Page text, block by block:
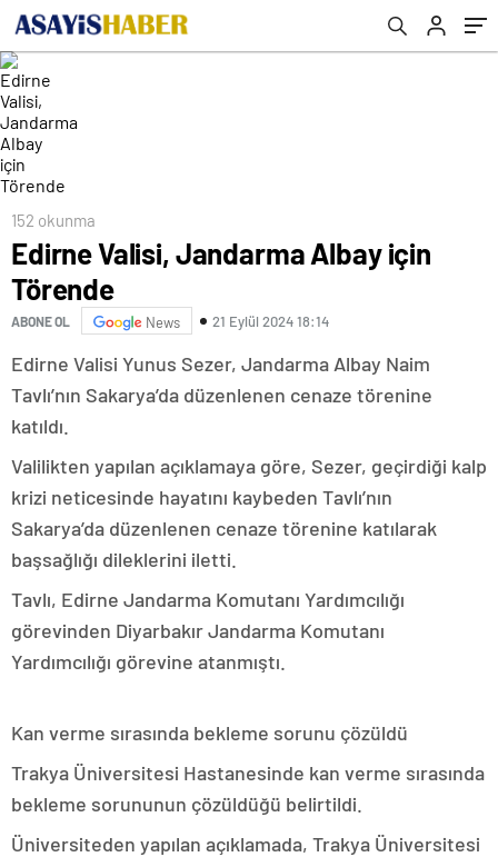
152 okunma
Edirne Valisi, Jandarma Albay için
Törende
ABONE OL News 21 Eylül 2024 18:14
Edirne Valisi Yunus Sezer, Jandarma Albay Naim
Tavlı’nın Sakarya’da düzenlenen cenaze törenine
katıldı.
Valilikten yapılan açıklamaya göre, Sezer, geçirdiği kalp
krizi neticesinde hayatını kaybeden Tavlı’nın
Sakarya’da düzenlenen cenaze törenine katılarak
başsağlığı dileklerini iletti.
Tavlı, Edirne Jandarma Komutanı Yardımcılığı
görevinden Diyarbakır Jandarma Komutanı
Yardımcılığı görevine atanmıştı.
Kan verme sırasında bekleme sorunu çözüldü
Trakya Üniversitesi Hastanesinde kan verme sırasında
bekleme sorununun çözüldüğü belirtildi.
Üniversiteden yapılan açıklamada, Trakya Üniversitesi